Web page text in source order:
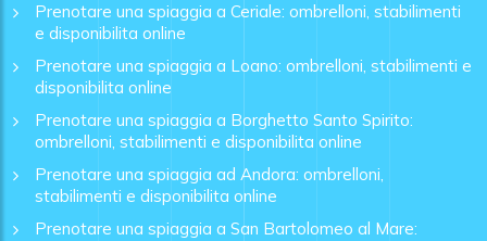
Prenotare una spiaggia a Ceriale: ombrelloni, stabilimenti
e disponibilita online
Prenotare una spiaggia a Loano: ombrelloni, stabilimenti e
disponibilita online
Prenotare una spiaggia a Borghetto Santo Spirito:
ombrelloni, stabilimenti e disponibilita online
Prenotare una spiaggia ad Andora: ombrelloni,
stabilimenti e disponibilita online
Prenotare una spiaggia a San Bartolomeo al Mare: